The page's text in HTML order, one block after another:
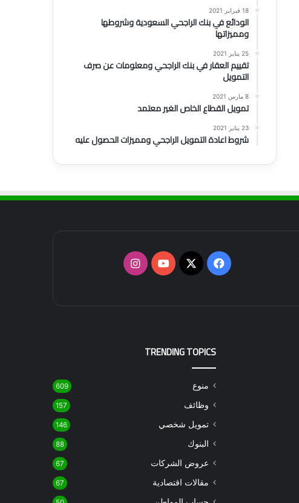
18 فبراير 2021
الودائع في بنك الراجحي السعودية وشروطها
ومميزاتها
25 يناير 2021
تقييم العقار في بنك الراجحي ومعلومات عن صرف
التمويل
8 مارس 2021
تمويل القطاع الخاص الغير معتمد
23 يناير 2021
شروط اعادة التمويل الراجحي ومميزات الحصول عليه
فيسبوك
‫X
‫YouTubeانستقرام
TRENDING TOPICS
منوع 609
وظائف 157
تمويل شخصي 146
البنوك 88
عروض الشركات 67
مقالات اقتصادية 67